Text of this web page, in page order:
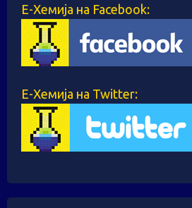
Е-Хемија на Facebook:
Е-Хемија на Twitter: